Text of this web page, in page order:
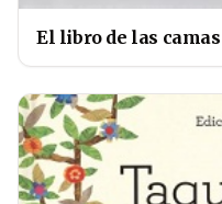
El libro de las camas